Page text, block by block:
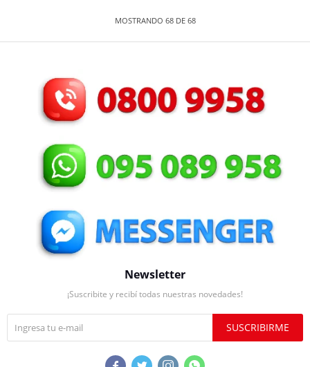
MOSTRANDO 68DE 68
Newsletter
¡Suscribite y recibí todas nuestras novedades!
SUSCRIBIRME